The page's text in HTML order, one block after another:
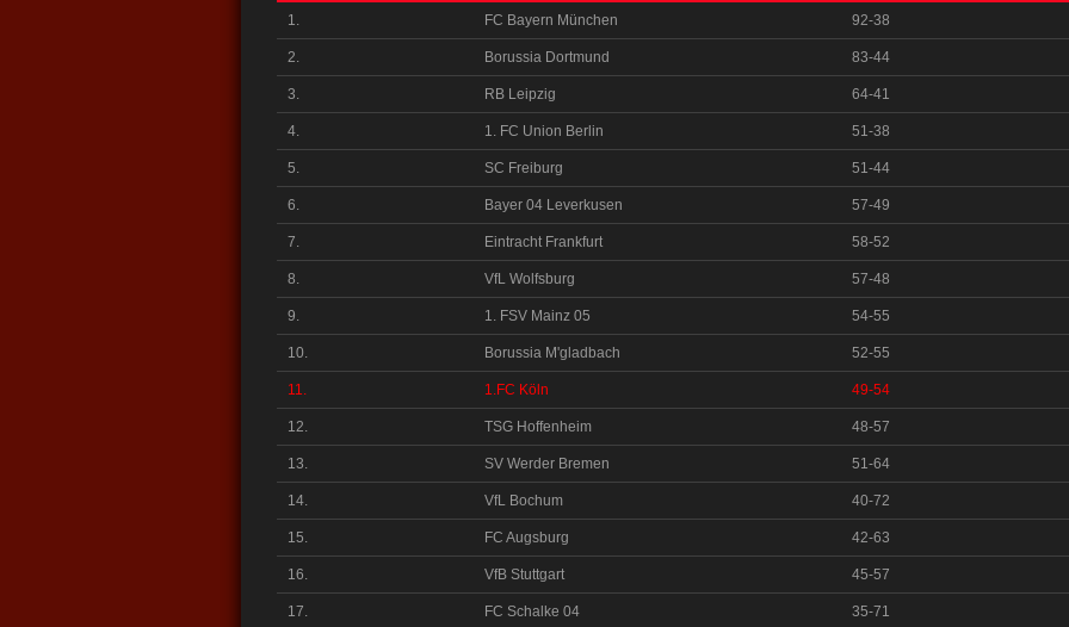
1. FC Bayern München 92-38
2. Borussia Dortmund 83-44
3. RB Leipzig 64-41
4. 1. FC Union Berlin 51-38
5. SC Freiburg 51-44
6. Bayer 04 Leverkusen 57-49
7. Eintracht Frankfurt 58-52
8. VfL Wolfsburg 57-48
9. 1. FSV Mainz 05 54-55
10. Borussia M'gladbach 52-55
11. 1.FC Köln 49-54
12. TSG Hoffenheim 48-57
13. SV Werder Bremen 51-64
14. VfL Bochum 40-72
15. FC Augsburg 42-63
16. VfB Stuttgart 45-57
17. FC Schalke 04 35-71